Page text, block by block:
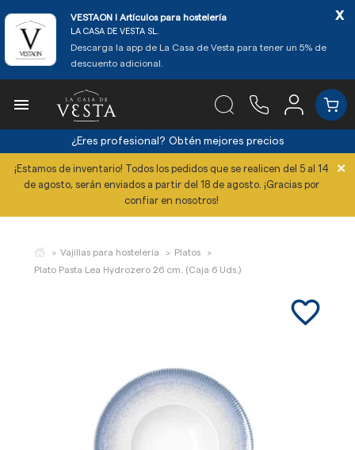
VESTAON l Artículos para hostelería
LA CASA DE VESTA SL.
Descarga la app de La Casa de Vesta para tener un 5% de
descuento adicional.
x

¿Eres profesional? Obtén mejores precios
¡Estamos de inventario! Todos los pedidos que se realicen del 5 al 14
de agosto, serán enviados a partir del 18 de agosto. ¡Gracias por
confiar en nosotros!
×
Vajillas para hostelería
Platos
Plato Pasta Lea Hydrozero 26 cm. (Caja 6 Uds.)
favorite_border